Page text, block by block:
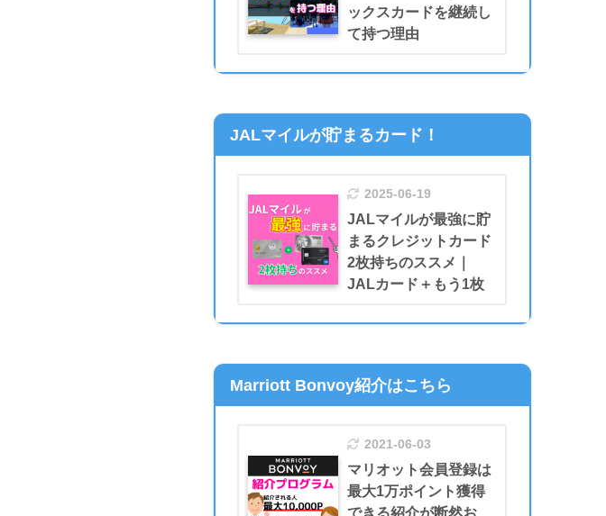
ックスカードを継続し
て持つ理由
JALマイルが貯まるカード！
2025-06-19
JALマイルが最強に貯
まるクレジットカード
2枚持ちのススメ｜
JALカード＋もう1枚
Marriott Bonvoy紹介はこちら
2021-06-03
マリオット会員登録は
最大1万ポイント獲得
できる紹介が断然お